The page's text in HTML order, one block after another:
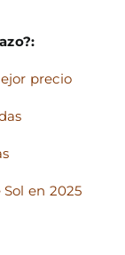
precio
en 2025